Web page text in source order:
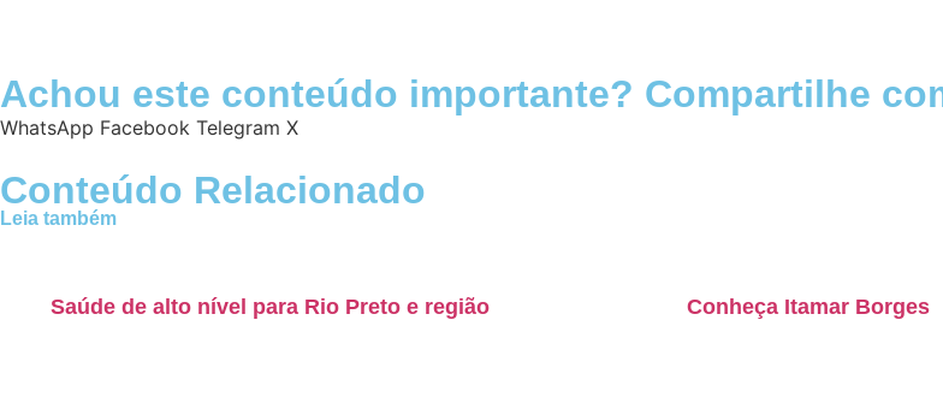
Achou este conteúdo importante? Compartilhe
WhatsApp Facebook Telegram X
Conteúdo Relacionado
Leia também
Saúde de alto nível para Rio Preto e região Conheça Itamar Borges